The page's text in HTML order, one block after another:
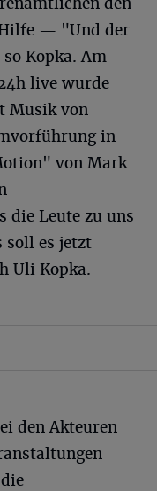
— "Und der
Kopka. Am
live wurde
Musik von
in
von Mark
die Leute zu uns
soll es jetzt
Uli Kopka.
den Akteuren